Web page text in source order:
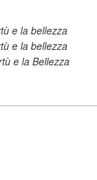
e la bellezza
e la bellezza
e la Bellezza